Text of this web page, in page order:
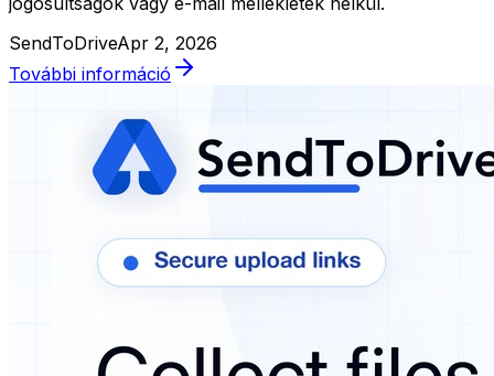
SendToDriveApr 2, 2026
További információ